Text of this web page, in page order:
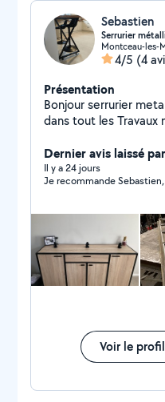
Sebastien
Serrurier
Montceau-les-
4/5 (4
Présentation
Bonjour serrurier
dans tout les Travaux
Dernier avis laissé
Il y a 24 jours
Je recommande
Voir le profil